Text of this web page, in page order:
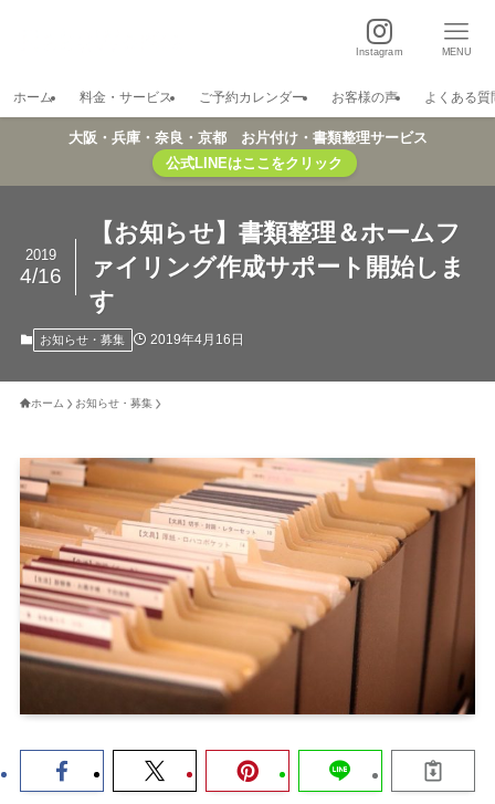
Instagram MENU
ホーム 料金・サービス ご予約カレンダー お客様の声 よくある質
大阪・兵庫・奈良・京都 お片付け・書類整理サービス
公式LINEはここをクリック
【お知らせ】書類整理＆ホームフ
ァイリング作成サポート開始しま
す
2019
4/16
お知らせ・募集 2019年4月16日
ホーム お知らせ・募集